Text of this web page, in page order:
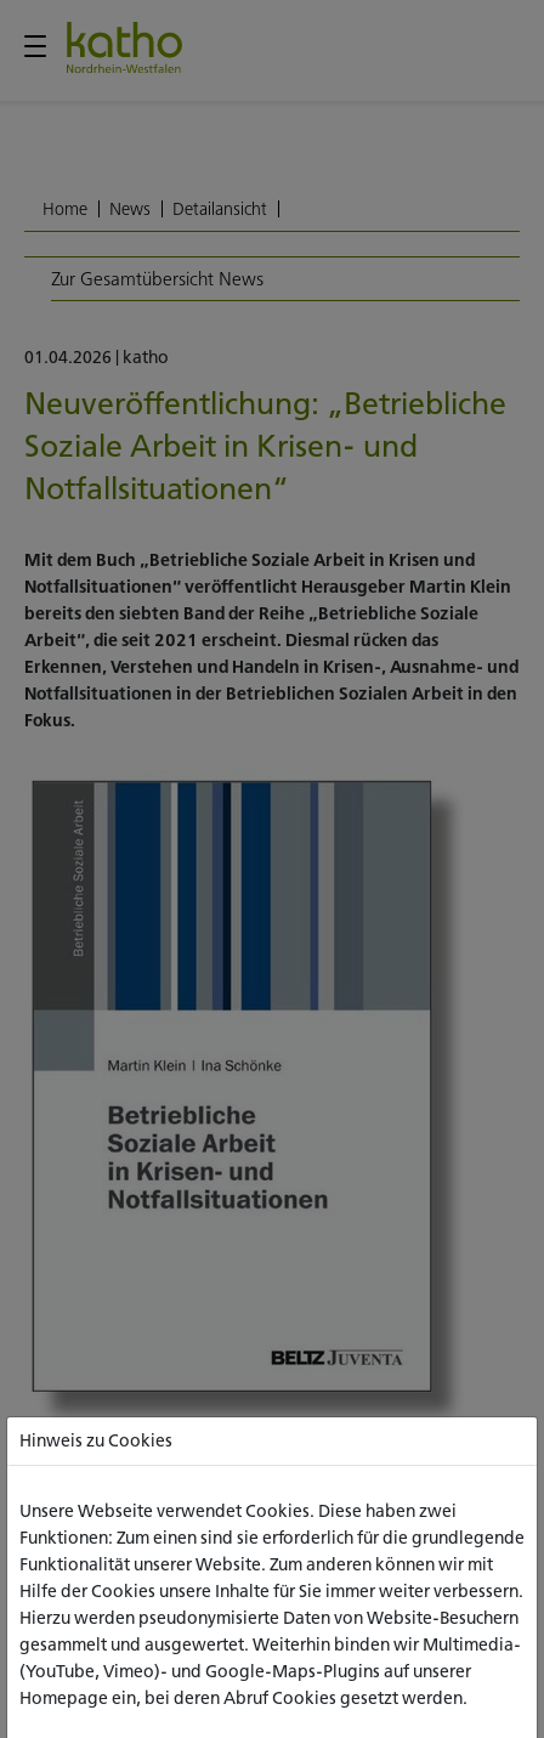
Home News Detailansicht
Zur Gesamtübersicht News
01.04.2026 katho
Neuveröffentlichung: „Betriebliche
Soziale Arbeit in Krisen- und
Notfallsituationen“
Mit dem Buch „Betriebliche Soziale Arbeit in Krisen und
Notfallsituationen“ veröffentlicht Herausgeber Martin Klein
bereits den siebten Band der Reihe „Betriebliche Soziale
Arbeit“, die seit 2021 erscheint. Diesmal rücken das
Erkennen, Verstehen und Handeln in Krisen-, Ausnahme- und
Notfallsituationen in der Betrieblichen Sozialen Arbeit in den
Fokus.
Neu erschienen im Beltz-Juventa-Verlag: „Betriebliche Soziale Arbeit
Dieses Buch bietet praxisnahe Ansätze und wertvolle
Impulse der Betrieblichen Sozialen Arbeit zur psycho-
sozialen Unterstützung von Menschen in Organisationen. Ob
Todesfall, Unfall oder Extrembedingungen – anhand
konkreter Fallbeispiele zeigt sich, wie wertvoll und wichtig
die Betriebliche Soziale Arbeit in der Arbeitswelt ist.
Betriebliche Soziale Arbeit hat sich als Handlungsfeld der
Hinweis zu Cookies
Unsere Webseite verwendet Cookies. Diese haben zwei
Funktionen: Zum einen sind sie erforderlich für die grundlegende
Funktionalität unserer Website. Zum anderen können wir mit
Hilfe der Cookies unsere Inhalte für Sie immer weiter verbessern.
Hierzu werden pseudonymisierte Daten von Website-Besuchern
gesammelt und ausgewertet. Weiterhin binden wir Multimedia-
(YouTube, Vimeo)- und Google-Maps-Plugins auf unserer
Homepage ein, bei deren Abruf Cookies gesetzt werden.